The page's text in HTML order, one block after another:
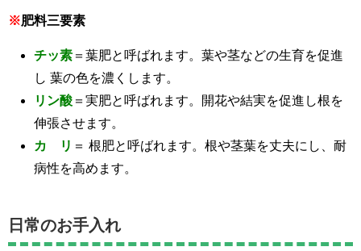
※肥料三要素
チッ素 ＝葉肥と呼ばれます。葉や茎などの生育を促進
し 葉の色を濃くします。
リン酸 ＝実肥と呼ばれます。開花や結実を促進し根を
伸張させます。
カ リ ＝ 根肥と呼ばれます。根や茎葉を丈夫にし、耐
病性を高めます。
日常のお手入れ